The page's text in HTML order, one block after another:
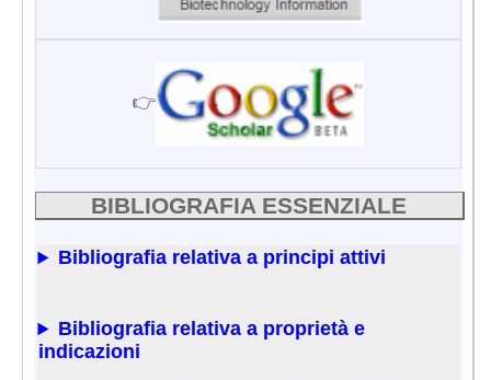
👉
BIBLIOGRAFIA ESSENZIALE
Bibliografia relativa a principi attivi
Bibliografia relativa a proprietà e
indicazioni